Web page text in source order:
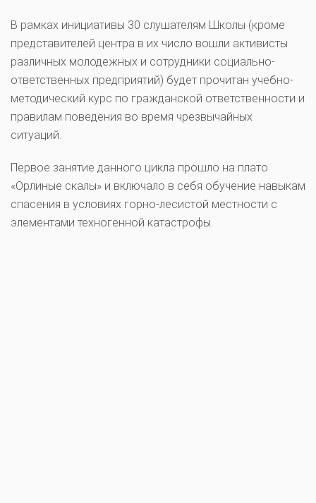
В рамках инициативы 30 слушателям Школы (кроме
представителей центра в их число вошли активисты
различных молодежных и сотрудники социально-
ответственных предприятий) будет прочитан учебно-
методический курс по гражданской ответственности и
правилам поведения во время чрезвычайных
ситуаций.
Первое занятие данного цикла прошло на плато
«Орлиные скалы» и включало в себя обучение навыкам
спасения в условиях горно-лесистой местности с
элементами техногенной катастрофы.